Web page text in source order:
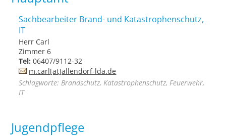
Sachbearbeiter Brand- und Katastrophenschutz,
IT
Herr Carl
Zimmer 6
Tel: 06407/9112-32
m.carl[at]allendorf-lda.de
Schlagworte: Brandschutz, Katastrophenschutz, Feuerwehr,
IT
Jugendpflege